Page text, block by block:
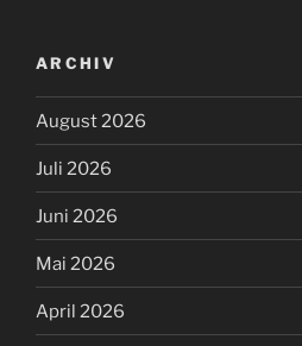
ARCHIV
August 2026
Juli 2026
Juni 2026
Mai 2026
April 2026